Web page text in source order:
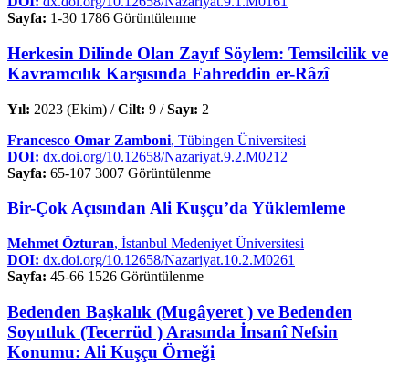
Sayfa: 1-30 1786 Görüntülenme
Herkesin Dilinde Olan Zayıf Söylem: Temsilcilik ve
Kavramcılık Karşısında Fahreddin er-Râzî
Yıl: 2023 (Ekim) /Cilt: 9 /Sayı: 2
Francesco Omar Zamboni, Tübingen Üniversitesi
DOI: dx.doi.org/10.12658/Nazariyat.9.2.M0212
Sayfa: 65-107 3007 Görüntülenme
Bir-Çok Açısından Ali Kuşçu’da Yüklemleme
Mehmet Özturan, İstanbul Medeniyet Üniversitesi
DOI: dx.doi.org/10.12658/Nazariyat.10.2.M0261
Sayfa: 45-66 1526 Görüntülenme
Bedenden Başkalık (Mugâyeret ) ve Bedenden
Soyutluk (Tecerrüd ) Arasında İnsanî Nefsin
Konumu: Ali Kuşçu Örneği